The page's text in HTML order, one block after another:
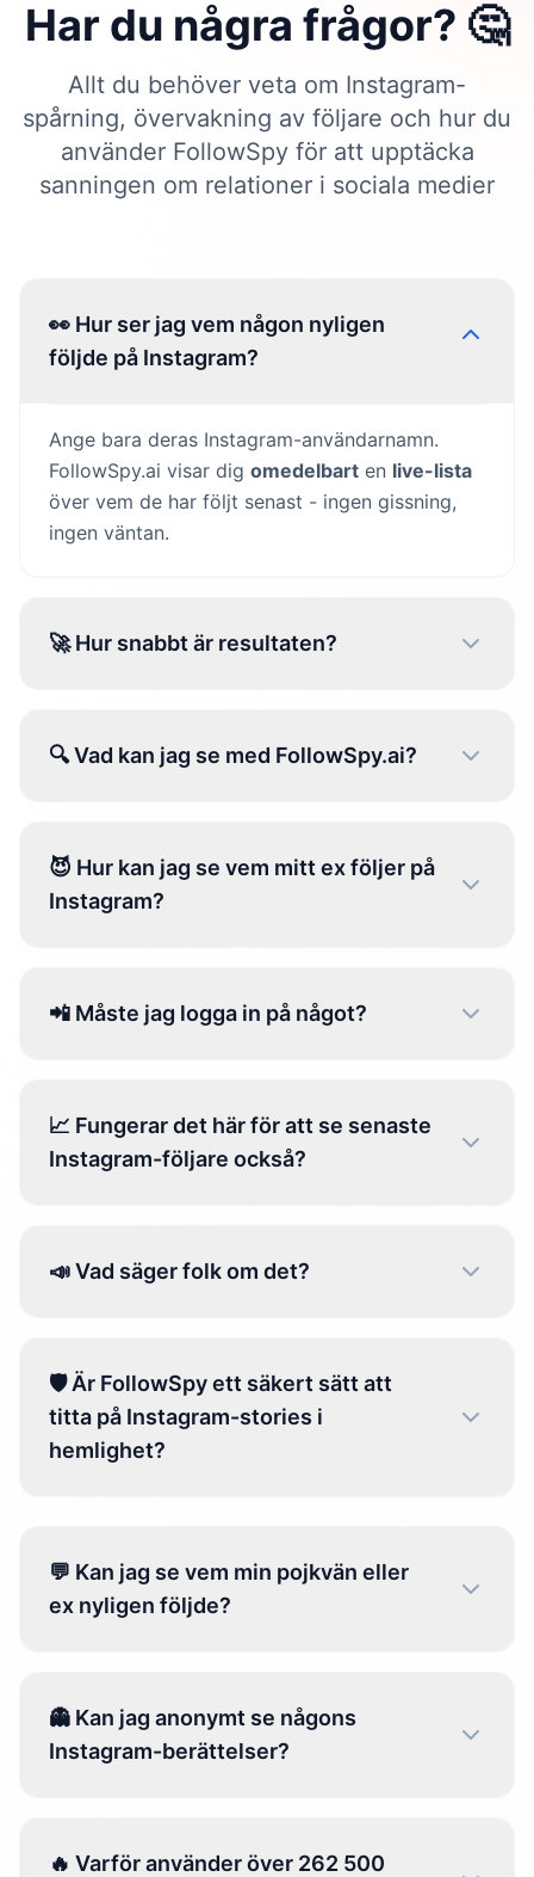
Har du några frågor? 🤔
Allt du behöver veta om Instagram-
spårning, övervakning av följare och hur du
använder FollowSpy för att upptäcka
sanningen om relationer i sociala medier
👀 Hur ser jag vem någon nyligen
följde på Instagram?
Ange bara deras Instagram-användarnamn.
FollowSpy.ai visar dig omedelbart en live-lista
över vem de har följt senast - ingen gissning,
ingen väntan.
🚀 Hur snabbt är resultaten?
🔍 Vad kan jag se med FollowSpy.ai?
😈 Hur kan jag se vem mitt ex följer på
Instagram?
📲 Måste jag logga in på något?
📈 Fungerar det här för att se senaste
Instagram-följare också?
📣 Vad säger folk om det?
🛡️ Är FollowSpy ett säkert sätt att
titta på Instagram-stories i
hemlighet?
💬 Kan jag se vem min pojkvän eller
ex nyligen följde?
👻 Kan jag anonymt se någons
Instagram-berättelser?
🔥 Varför använder över 262 500